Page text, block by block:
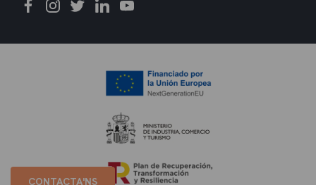
CONTACTA'NS